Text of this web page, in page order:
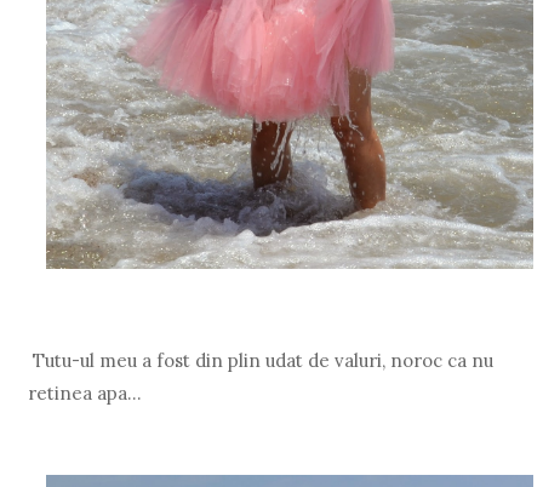
Tutu-ul meu a fost din plin udat de valuri, noroc ca nu
retinea apa...